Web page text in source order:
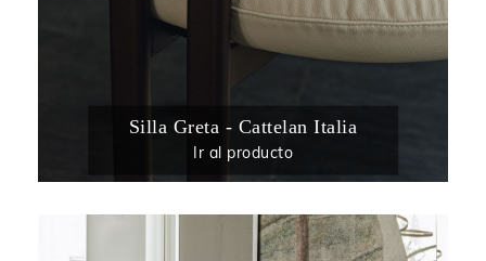
Silla Greta - Cattelan Italia
Ir al producto